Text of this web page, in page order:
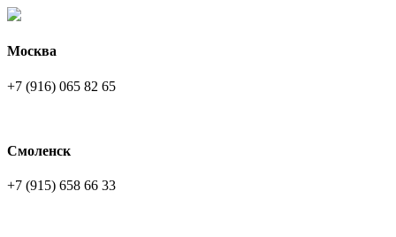
Москва
+7 (916) 065 82 65
Смоленск
+7 (915) 658 66 33